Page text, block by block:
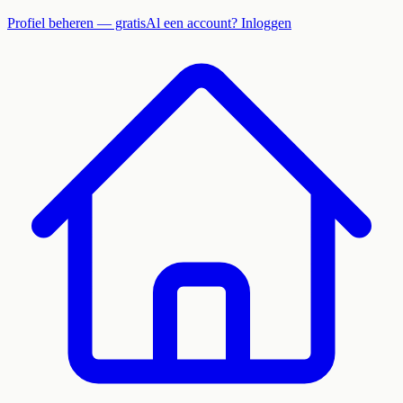
Profiel beheren — gratisAl een account? Inloggen